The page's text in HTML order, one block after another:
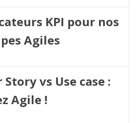
KPI pour nos
Agiles
Story vs Use case :
Agile !